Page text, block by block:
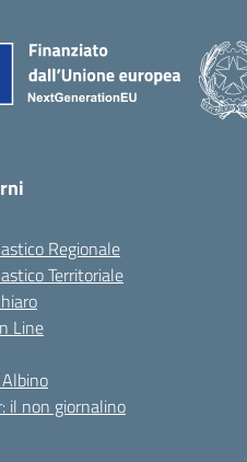
Regionale
Territoriale
Line
il non giornalino